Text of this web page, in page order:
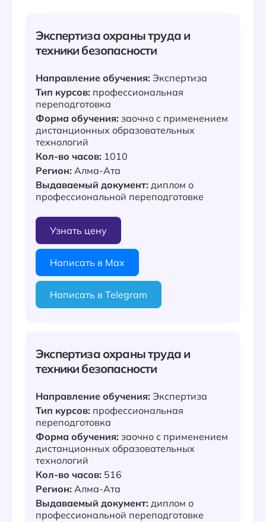
Экспертиза охраны труда и
техники безопасности
Направление обучения: Экспертиза
Тип курсов: профессиональная
переподготовка
Форма обучения: заочно с применением
дистанционных образовательных
технологий
Кол-во часов: 1010
Регион: Алма-Ата
Выдаваемый документ: диплом о
профессиональной переподготовке
Узнать цену
Написать в Max
Написать в Telegram
Экспертиза охраны труда и
техники безопасности
Направление обучения: Экспертиза
Тип курсов: профессиональная
переподготовка
Форма обучения: заочно с применением
дистанционных образовательных
технологий
Кол-во часов: 516
Регион: Алма-Ата
Выдаваемый документ: диплом о
профессиональной переподготовке